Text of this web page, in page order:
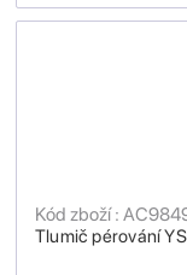
Tlumič pérování
Kód zboží :